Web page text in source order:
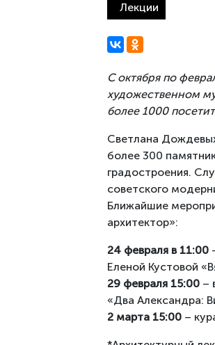
Лекции
С октября по
художественном
более 1000
Светлана
более 300
градостроения.
советского
Ближайшие
архитектор»:
24 февраля в 11:00
Еленой Кустовой
29 февраля 15:00 –
«Два Александра:
2 марта 15:00 –